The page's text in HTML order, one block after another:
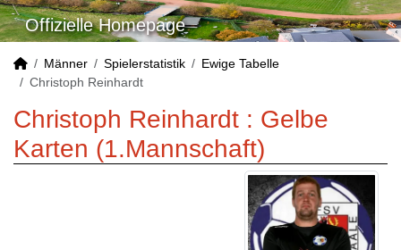
Offizielle Homepage
Männer Spielerstatistik
Ewige Tabelle
Christoph Reinhardt
Christoph Reinhardt : Gelbe
Karten (1.Mannschaft)